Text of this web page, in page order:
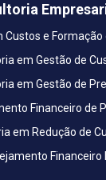
Custos e Formação
em Gestão de
em Gestão de
Financeiro de
em Redução de
Financeiro